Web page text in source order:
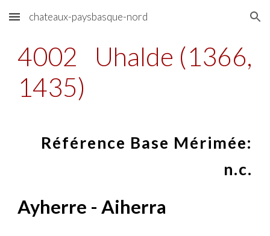
Skip to main content Skip to navigation
chateaux-paysbasque-nord
4002
Uhalde (1366,
1435)
Référence Base Mérimée:
n.c.
Ayherre - Aiherra